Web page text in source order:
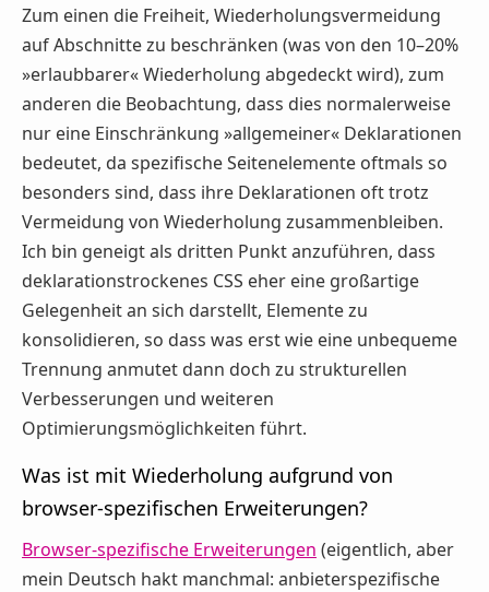
Zum einen die Freiheit, Wiederholungsvermeidung
auf Abschnitte zu beschränken (was von den 10–20%
»erlaubbarer« Wiederholung abgedeckt wird), zum
anderen die Beobachtung, dass dies normalerweise
nur eine Einschränkung »allgemeiner« Deklarationen
bedeutet, da spezifische Seitenelemente oftmals so
besonders sind, dass ihre Deklarationen oft trotz
Vermeidung von Wiederholung zusammenbleiben.
Ich bin geneigt als dritten Punkt anzuführen, dass
deklarationstrockenes CSS eher eine großartige
Gelegenheit an sich darstellt, Elemente zu
konsolidieren, so dass was erst wie eine unbequeme
Trennung anmutet dann doch zu strukturellen
Verbesserungen und weiteren
Optimierungsmöglichkeiten führt.
Was ist mit Wiederholung aufgrund von
browser-spezifischen Erweiterungen?
Browser-spezifische Erweiterungen (eigentlich, aber
mein Deutsch hakt manchmal: anbieterspezifische